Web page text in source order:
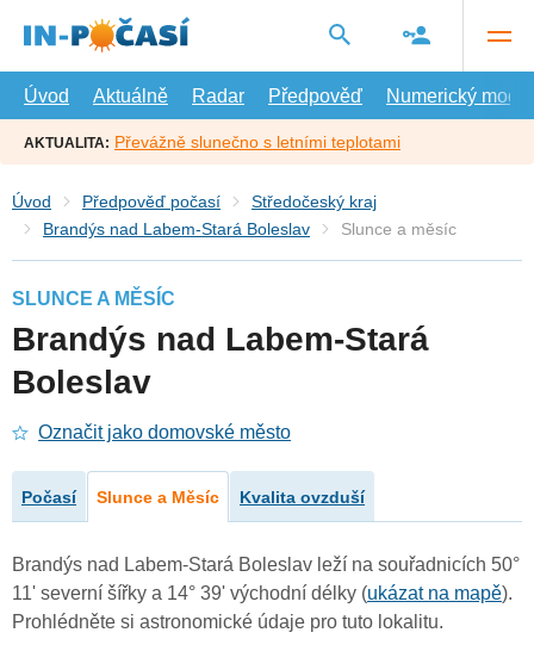
hlavní
Úvod
Aktuálně Radar Předpověď Numerický model
AKTUALITA: Převážně slunečno s letními teplotami
Úvod Předpověď počasí
Středočeský kraj
Brandýs nad Labem-Stará Boleslav
Slunce a měsíc
SLUNCE A MĚSÍC
Brandýs nad Labem-Stará
Boleslav
Označit jako domovské město
Počasí Slunce a Měsíc Kvalita ovzduší
Brandýs nad Labem-Stará Boleslav leží na souřadnicích 50°
11' severní šířky a 14° 39' východní délky (ukázat na mapě).
Prohlédněte si astronomické údaje pro tuto lokalitu.